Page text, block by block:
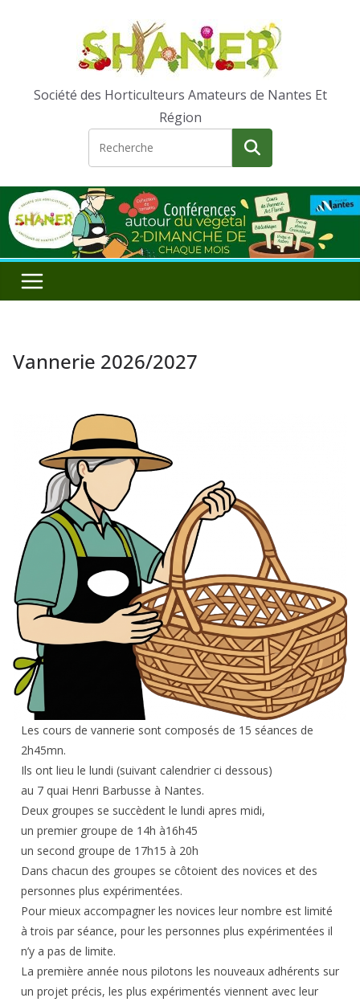
Société des Horticulteurs Amateurs de Nantes Et
Région
Vannerie 2026/2027
Les cours de vannerie sont composés de 15 séances de
2h45mn.
Ils ont lieu le lundi (suivant calendrier ci dessous)
au 7 quai Henri Barbusse à Nantes.
Deux groupes se succèdent le lundi apres midi,
un premier groupe de 14h à16h45
un second groupe de 17h15 à 20h
Dans chacun des groupes se côtoient des novices et des
personnes plus expérimentées.
Pour mieux accompagner les novices leur nombre est limité
à trois par séance, pour les personnes plus expérimentées il
n’y a pas de limite.
La première année nous pilotons les nouveaux adhérents sur
un projet précis, les plus expérimentés viennent avec leur